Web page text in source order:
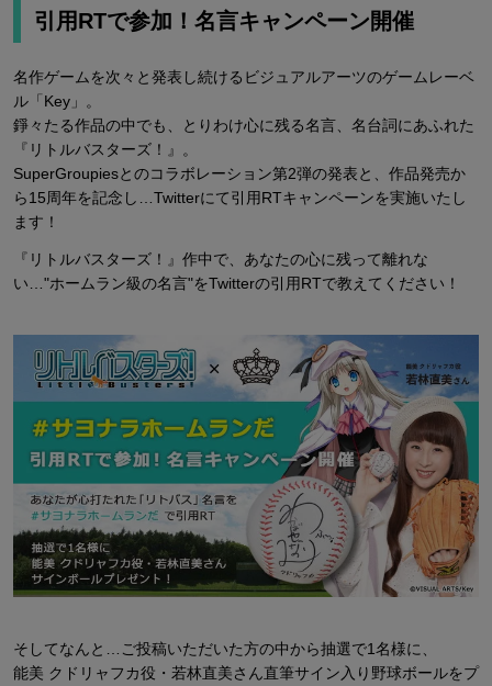
引用RTで参加！名言キャンペーン開催
名作ゲームを次々と発表し続けるビジュアルアーツのゲームレーベ
ル「Key」。
錚々たる作品の中でも、とりわけ心に残る名言、名台詞にあふれた
『リトルバスターズ！』。
SuperGroupiesとのコラボレーション第2弾の発表と、作品発売か
ら15周年を記念し…Twitterにて引用RTキャンペーンを実施いたし
ます！
『リトルバスターズ！』作中で、あなたの心に残って離れな
い…"ホームラン級の名言"をTwitterの引用RTで教えてください！
そしてなんと…ご投稿いただいた方の中から抽選で1名様に、
能美 クドリャフカ役・若林直美さん直筆サイン入り野球ボールをプ